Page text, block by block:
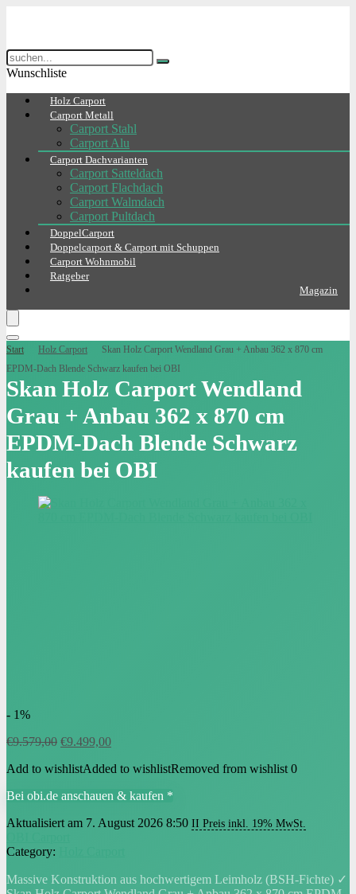
Wunschliste
Holz Carport
Carport Metall
Carport Stahl
Carport Alu
Carport Dachvarianten
Carport Satteldach
Carport Flachdach
Carport Walmdach
Carport Pultdach
DoppelCarport
Doppelcarport & Carport mit Schuppen
Carport Wohnmobil
Ratgeber
Magazin
Start Holz Carport
Skan Holz Carport Wendland Grau + Anbau 362 x 870 cm
EPDM-Dach Blende Schwarz kaufen bei OBI
Skan Holz Carport Wendland
Grau + Anbau 362 x 870 cm
EPDM-Dach Blende Schwarz
kaufen bei OBI
- 1%
€9.579,00 Ursprünglicher
war:
€9.499,00Aktueller
ist:
Add to wishlistAdded to wishlistRemoved from wishlist 0
Bei obi.de anschauen & kaufen *
Aktualisiert am 7. August 2026 8:50 II Preis inkl. 19% MwSt.
Category:
Massive Konstruktion aus hochwertigem Leimholz (BSH-Fichte) ✓